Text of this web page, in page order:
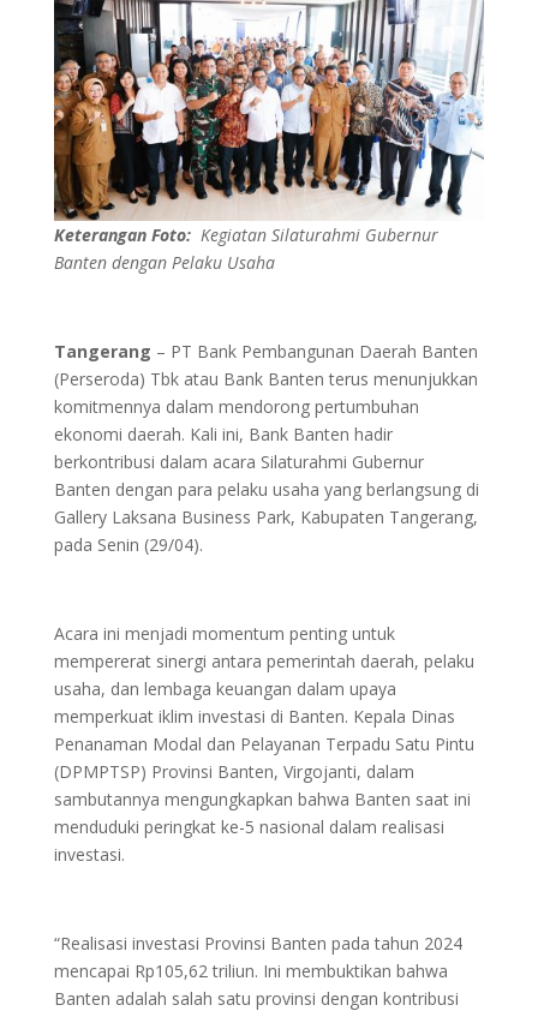
Keterangan Foto: Kegiatan Silaturahmi Gubernur
Banten dengan Pelaku Usaha
Tangerang – PT Bank Pembangunan Daerah Banten
(Perseroda) Tbk atau Bank Banten terus menunjukkan
komitmennya dalam mendorong pertumbuhan
ekonomi daerah. Kali ini, Bank Banten hadir
berkontribusi dalam acara Silaturahmi Gubernur
Banten dengan para pelaku usaha yang berlangsung di
Gallery Laksana Business Park, Kabupaten Tangerang,
pada Senin (29/04).
Acara ini menjadi momentum penting untuk
mempererat sinergi antara pemerintah daerah, pelaku
usaha, dan lembaga keuangan dalam upaya
memperkuat iklim investasi di Banten. Kepala Dinas
Penanaman Modal dan Pelayanan Terpadu Satu Pintu
(DPMPTSP) Provinsi Banten, Virgojanti, dalam
sambutannya mengungkapkan bahwa Banten saat ini
menduduki peringkat ke-5 nasional dalam realisasi
investasi.
“Realisasi investasi Provinsi Banten pada tahun 2024
mencapai Rp105,62 triliun. Ini membuktikan bahwa
Banten adalah salah satu provinsi dengan kontribusi